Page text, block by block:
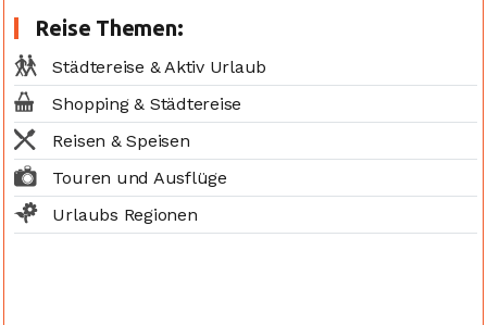
Reise Themen:
Städtereise & Aktiv Urlaub
Shopping & Städtereise
Reisen & Speisen
Touren und Ausflüge
Urlaubs Regionen